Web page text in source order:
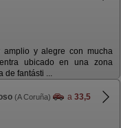
amplio y alegre con mucha
ubicado en una zona
de fantásti ...
(A Coruña) a 33,5